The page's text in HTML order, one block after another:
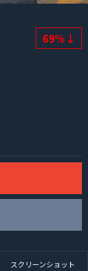
69%↓
スクリーンショット